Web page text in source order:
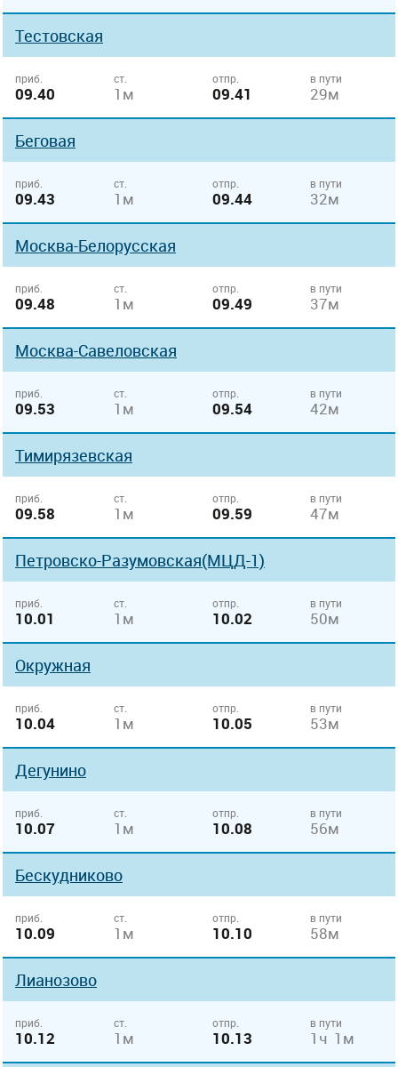
Тестовская
приб.
09.40
ст.
1м
отпр.
09.41
в пути
29м
Беговая
приб.
09.43
ст.
1м
отпр.
09.44
в пути
32м
Москва-Белорусская
приб.
09.48
ст.
1м
отпр.
09.49
в пути
37м
Москва-Савеловская
приб.
09.53
ст.
1м
отпр.
09.54
в пути
42м
Тимирязевская
приб.
09.58
ст.
1м
отпр.
09.59
в пути
47м
Петровско-Разумовская(МЦД-1)
приб.
10.01
ст.
1м
отпр.
10.02
в пути
50м
Окружная
приб.
10.04
ст.
1м
отпр.
10.05
в пути
53м
Дегунино
приб.
10.07
ст.
1м
отпр.
10.08
в пути
56м
Бескудниково
приб.
10.09
ст.
1м
отпр.
10.10
в пути
58м
Лианозово
приб.
10.12
ст.
1м
отпр.
10.13
в пути
1ч 1м